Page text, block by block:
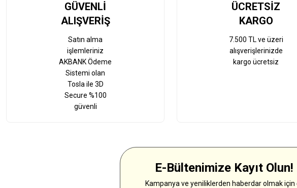
GÜVENLİ
ALIŞVERİŞ
Satın alma
işlemleriniz
AKBANK Ödeme
Sistemi olan
Tosla ile 3D
Secure %100
güvenli
ÜCRETSİZ
KARGO
7.500 TL ve üzeri
alışverişlerinizde
kargo ücretsiz
E-Bültenimize Kayıt Olun!
Kampanya ve yeniliklerden haberdar olmak için